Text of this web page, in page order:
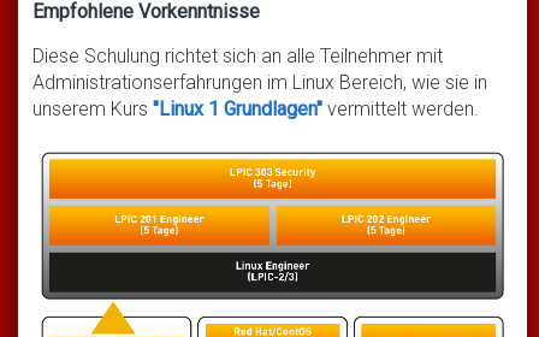
Empfohlene Vorkenntnisse
Diese Schulung richtet sich an alle Teilnehmer mit
Administrationserfahrungen im Linux Bereich, wie sie in
unserem Kurs "Linux 1 Grundlagen" vermittelt werden.